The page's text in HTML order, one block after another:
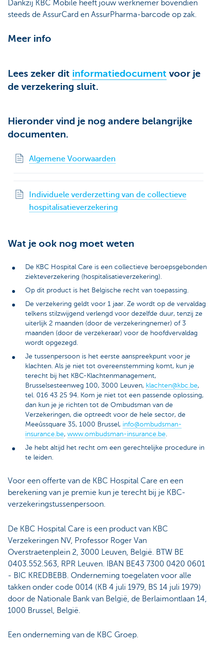
Dankzij KBC Mobile heeft jouw werknemer bovendien
steeds de AssurCard en AssurPharma-barcode op zak.
Meer info
Lees zeker dit informatiedocument voor je
de verzekering sluit.
Hieronder vind je nog andere belangrijke
documenten.
Algemene Voorwaarden
Individuele verderzetting van de collectieve
hospitalisatieverzekering
Wat je ook nog moet weten
De KBC Hospital Care is een collectieve beroepsgebonden
ziekteverzekering (hospitalisatieverzekering).
Op dit product is het Belgische recht van toepassing.
De verzekering geldt voor 1 jaar. Ze wordt op de vervaldag
telkens stilzwijgend verlengd voor dezelfde duur, tenzij ze
uiterlijk 2 maanden (door de verzekeringnemer) of 3
maanden (door de verzekeraar) voor de hoofdvervaldag
wordt opgezegd.
Je tussenpersoon is het eerste aanspreekpunt voor je
klachten. Als je niet tot overeenstemming komt, kun je
terecht bij het KBC-Klachtenmanagement,
Brusselsesteenweg 100, 3000 Leuven, klachten@kbc.be,
tel. 016 43 25 94. Kom je niet tot een passende oplossing,
dan kun je je richten tot de Ombudsman van de
Verzekeringen, die optreedt voor de hele sector, de
Meeûssquare 35, 1000 Brussel, info@ombudsman-
insurance.be, www.ombudsman-insurance.be.
Je hebt altijd het recht om een gerechtelijke procedure in
te leiden.
Voor een offerte van de KBC Hospital Care en een
berekening van je premie kun je terecht bij je KBC-
verzekeringstussenpersoon.
De KBC Hospital Care is een product van KBC
Verzekeringen NV, Professor Roger Van
Overstraetenplein 2, 3000 Leuven, België. BTW BE
0403.552.563, RPR Leuven. IBAN BE43 7300 0420 0601
- BIC KREDBEBB. Onderneming toegelaten voor alle
takken onder code 0014 (KB 4 juli 1979, BS 14 juli 1979)
door de Nationale Bank van België, de Berlaimontlaan 14,
1000 Brussel, België.
Een onderneming van de KBC Groep.